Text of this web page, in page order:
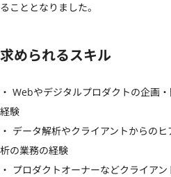
ることとなりました。
求められるスキル
・ Webやデジタルプロダクトの企画
経験
・ データ解析やクライアントからの
析の業務の経験
・ プロダクトオーナーなどクライア